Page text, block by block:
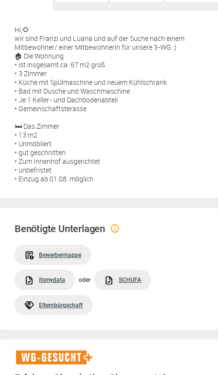
Hi,🌻
wir sind Franzi und Luana und auf der Suche nach einem
Mitbewohner/ einer Mitbewohnerin für unsere 3-WG :)
🏠 Die Wohnung
• ist insgesamt ca. 67 m2 groß
• 3 Zimmer
• Küche mit Spülmaschine und neuem Kühlschrank
• Bad mit Dusche und Waschmaschine
• Je 1 Keller- und Dachbodenabteil
• Gemeinschaftsterasse
🛏️ Das Zimmer
• 13 m2
• Unmöbliert
• gut geschnitten
• Zum Innenhof ausgerichtet
• unbefristet
• Einzug ab 01.08. möglich
Benötigte Unterlagen
Bewerbermappe
itsmydata oder SCHUFA
Elternbürgschaft
WG-
Gesucht+